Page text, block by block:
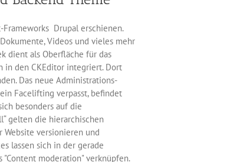
Frameworks Drupal erschienen.
Videos und vieles mehr
dient als Oberfläche für das
in den CKEditor integriert. Dort
Das neue Administrations-
Facelifting verpasst, befindet
besonders auf die
gelten die hierarchischen
Website versionieren und
lassen sich in der gerade
moderation" verknüpfen.